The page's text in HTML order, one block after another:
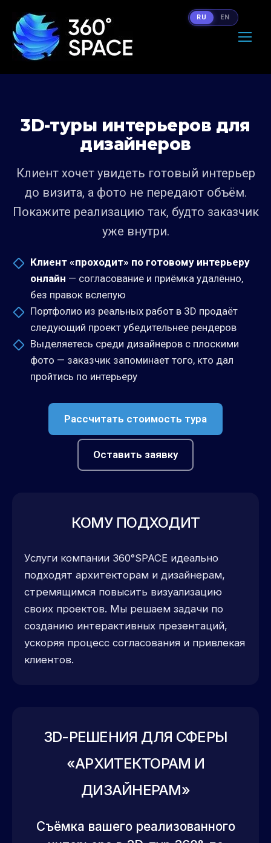
3D-туры интерьеров для
дизайнеров
Клиент хочет увидеть готовый интерьер
до визита, а фото не передают объём.
Покажите реализацию так, будто заказчик
уже внутри.
Клиент «проходит» по готовому интерьеру
онлайн — согласование и приёмка удалённо,
без правок вслепую
Портфолио из реальных работ в 3D продаёт
следующий проект убедительнее рендеров
Выделяетесь среди дизайнеров с плоскими
фото — заказчик запоминает того, кто дал
пройтись по интерьеру
Рассчитать стоимость тура
Оставить заявку
КОМУ ПОДХОДИТ
Услуги компании 360°SPACE идеально
подходят архитекторам и дизайнерам,
стремящимся повысить визуализацию
своих проектов. Мы решаем задачи по
созданию интерактивных презентаций,
ускоряя процесс согласования и привлекая
клиентов.
3D-РЕШЕНИЯ ДЛЯ СФЕРЫ
«АРХИТЕКТОРАМ И
ДИЗАЙНЕРАМ»
Съёмка вашего реализованного
RU EN